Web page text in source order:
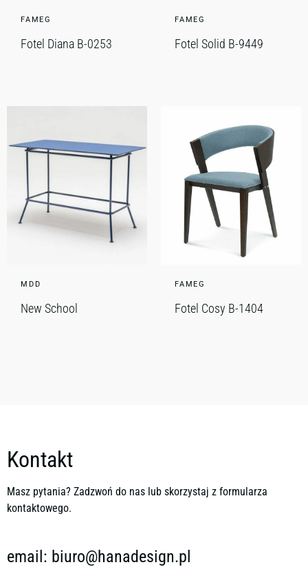
FAMEG
Fotel Diana B-0253
FAMEG
Fotel Solid B-9449
MDD
New School
FAMEG
Fotel Cosy B-1404
Kontakt
Masz pytania? Zadzwoń do nas lub skorzystaj z formularza
kontaktowego.
email: biuro@hanadesign.pl